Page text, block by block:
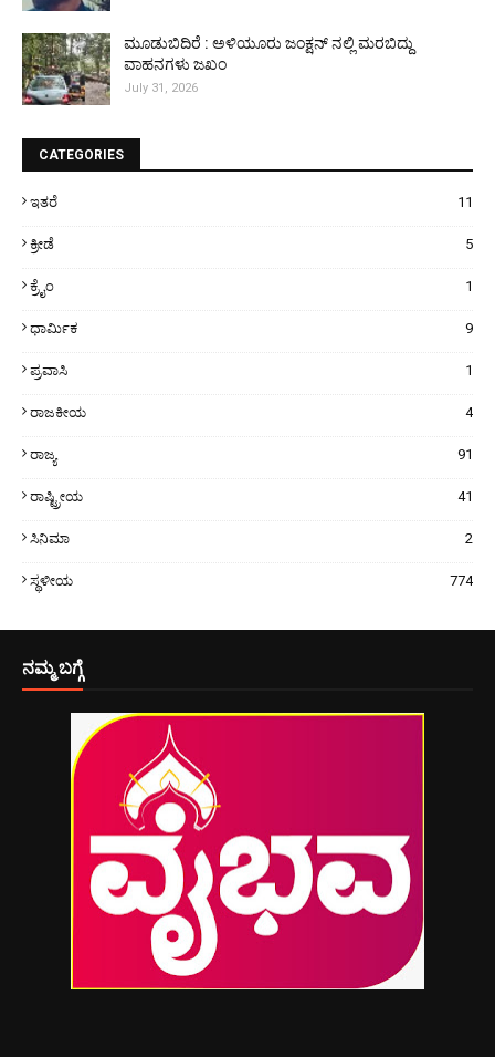
ಮೂಡುಬಿದಿರೆ : ಅಳಿಯೂರು ಜಂಕ್ಷನ್ ನಲ್ಲಿ ಮರಬಿದ್ದು
ವಾಹನಗಳು ಜಖಂ
July 31, 2026
CATEGORIES
ಇತರೆ 11
ಕ್ರೀಡೆ 5
ಕ್ರೈಂ 1
ಧಾರ್ಮಿಕ 9
ಪ್ರವಾಸಿ 1
ರಾಜಕೀಯ 4
ರಾಜ್ಯ 91
ರಾಷ್ಟ್ರೀಯ 41
ಸಿನಿಮಾ 2
ಸ್ಥಳೀಯ 774
ನಮ್ಮ ಬಗ್ಗೆ